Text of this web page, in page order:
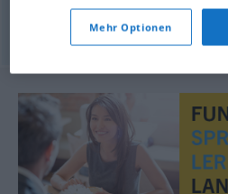
© OpenThesaurus.de
Mehr Optionen